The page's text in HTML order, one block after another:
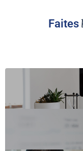
Faites